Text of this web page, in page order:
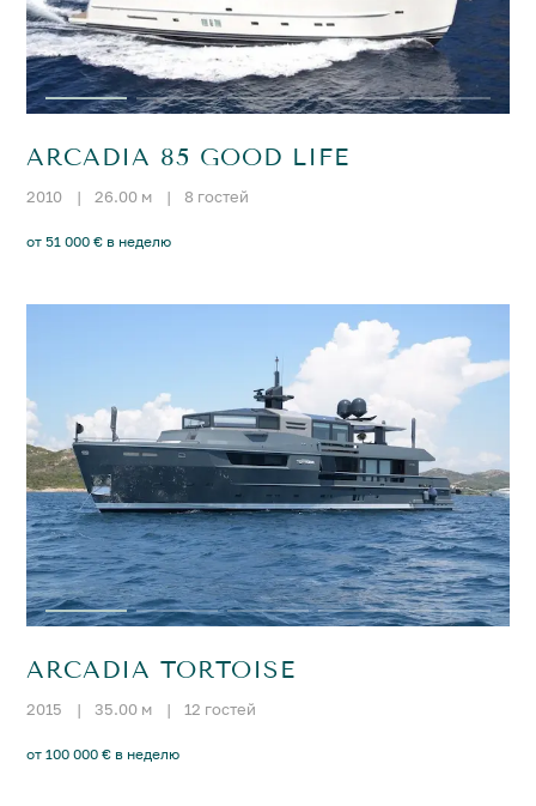
ARCADIA 85 GOOD LIFE
2010 | 26.00 м | 8 гостей
от 51 000 € в неделю
ARCADIA TORTOISE
2015 | 35.00 м | 12 гостей
от 100 000 € в неделю